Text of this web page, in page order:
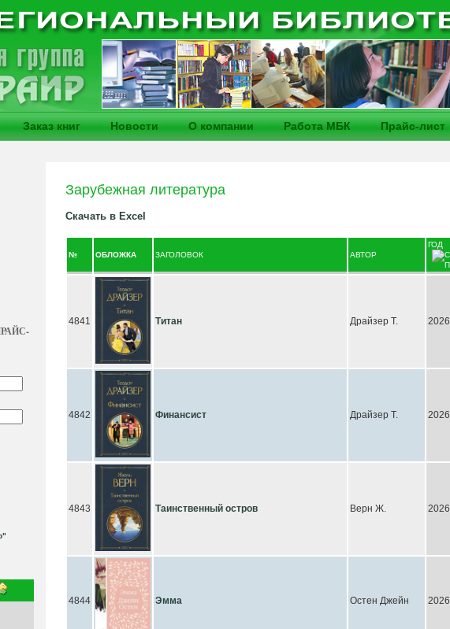
Заказ книг Новости О компании Работа МБК Прайс-лист
Зарубежная литература
Скачать в Excel
№ ОБЛОЖКА ЗАГОЛОВОК АВТОР
ГОД
4841 Титан Драйзер Т. 2026
4842 Финансист Драйзер Т. 2026
4843 Таинственный остров Верн Ж. 2026
4844 Эмма Остен Джейн 2026